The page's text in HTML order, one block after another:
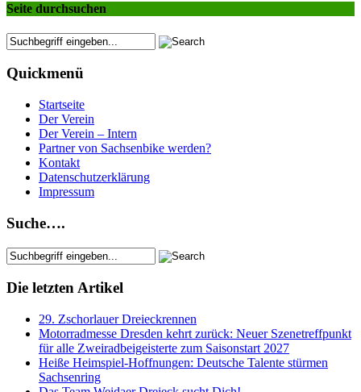
Seite durchsuchen
Quickmenü
Startseite
Der Verein
Der Verein – Intern
Partner von Sachsenbike werden?
Kontakt
Datenschutzerklärung
Impressum
Suche….
Die letzten Artikel
29. Zschorlauer Dreieckrennen
Motorradmesse Dresden kehrt zurück: Neuer Szenetreffpunkt
für alle Zweiradbeigeisterte zum Saisonstart 2027
Heiße Heimspiel-Hoffnungen: Deutsche Talente stürmen
Sachsenring